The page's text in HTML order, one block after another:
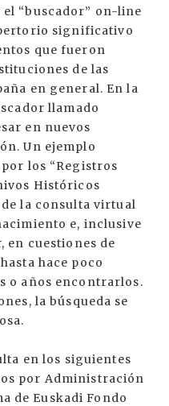
“buscador” on-line
significativo
que fueron
de las
en general. En la
llamado
en nuevos
Un ejemplo
los “Registros
Históricos
de la consulta virtual
e, inclusive
en cuestiones de
hace poco
o años encontrarlos.
la búsqueda se
en los siguientes
por Administración
de Euskadi Fondo